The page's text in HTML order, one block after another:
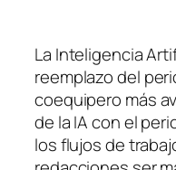
La Inteligencia
reemplazo del
coequipero más
de la IA con el
los flujos de